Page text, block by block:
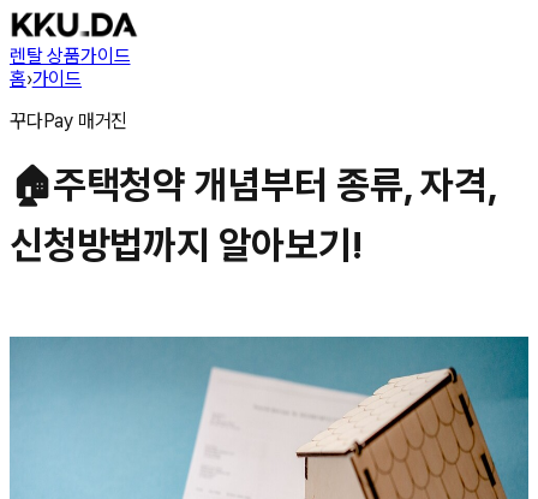
렌탈 상품가이드
홈›가이드
꾸다Pay 매거진
🏠주택청약 개념부터 종류, 자격,
신청방법까지 알아보기!